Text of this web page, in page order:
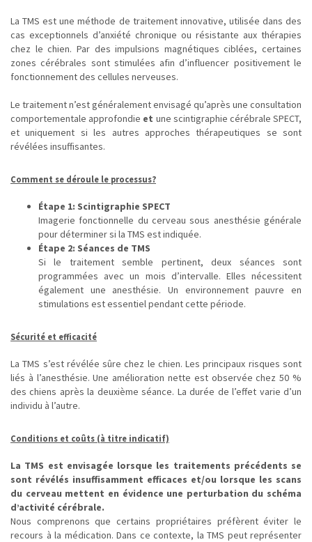
La TMS est une méthode de traitement innovative, utilisée dans des
cas exceptionnels d’anxiété chronique ou résistante aux thérapies
chez le chien. Par des impulsions magnétiques ciblées, certaines
zones cérébrales sont stimulées afin d’influencer positivement le
fonctionnement des cellules nerveuses.
Le traitement n’est généralement envisagé qu’après une consultation
comportementale approfondie et une scintigraphie cérébrale SPECT,
et uniquement si les autres approches thérapeutiques se sont
révélées insuffisantes.
Comment se déroule le processus?
Étape 1: Scintigraphie SPECT
Imagerie fonctionnelle du cerveau sous anesthésie générale
pour déterminer si la TMS est indiquée.
Étape 2: Séances de TMS
Si le traitement semble pertinent, deux séances sont
programmées avec un mois d’intervalle. Elles nécessitent
également une anesthésie. Un environnement pauvre en
stimulations est essentiel pendant cette période.
Sécurité et efficacité
La TMS s’est révélée sûre chez le chien. Les principaux risques sont
liés à l’anesthésie. Une amélioration nette est observée chez 50 %
des chiens après la deuxième séance. La durée de l’effet varie d’un
individu à l’autre.
Conditions et coûts (à titre indicatif)
La TMS est envisagée lorsque les traitements précédents se
sont révélés insuffisamment efficaces et/ou lorsque les scans
du cerveau mettent en évidence une perturbation du schéma
d’activité cérébrale.
Nous comprenons que certains propriétaires préfèrent éviter le
recours à la médication. Dans ce contexte, la TMS peut représenter